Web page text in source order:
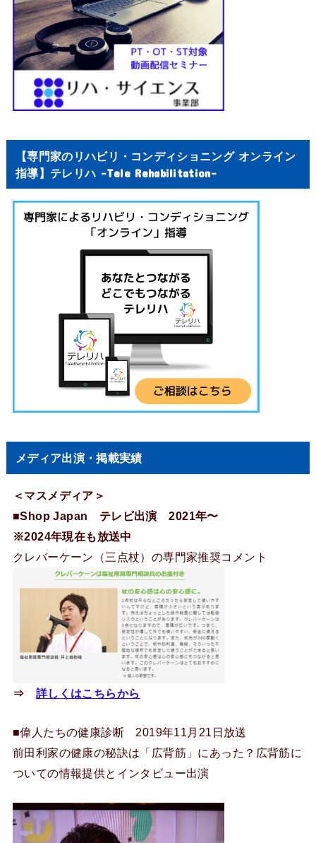
【専門家のリハビリ・コンディショニング オンライン
指導】テレリハ -Tele Rehabilitation-
メディア出演・掲載実績
＜マスメディア＞
■Shop Japan テレビ出演 2021年〜
※2024年現在も放送中
クレバーケーン（三点杖）の専門家推奨コメント
⇒ 詳しくはこちらから
■偉人たちの健康診断 2019年11月21日放送
前田利家の健康の秘訣は「広背筋」にあった？広背筋に
ついての情報提供とインタビュー出演